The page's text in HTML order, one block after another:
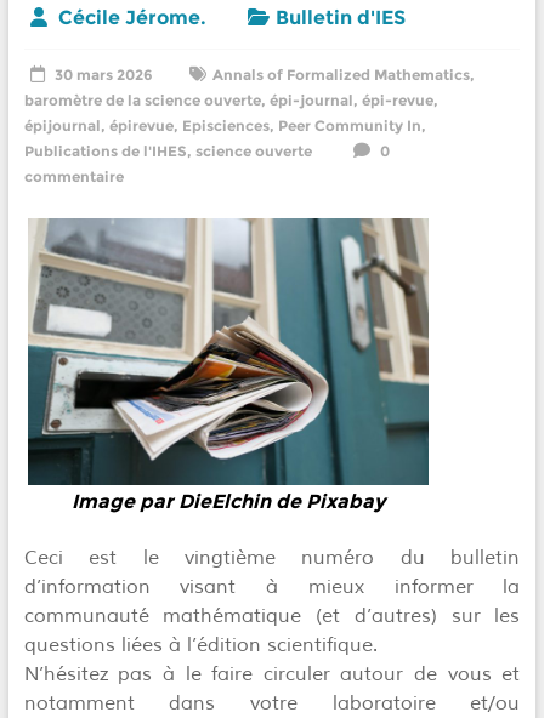
Cécile Jérome. Bulletin d'IES
30 mars 2026 Annals of Formalized Mathematics,
baromètre de la science ouverte, épi-journal, épi-revue,
épijournal, épirevue, Episciences, Peer Community In,
Publications de l'IHES, science ouverte
0
commentaire
Image par DieElchin de Pixabay
Ceci est le vingtième numéro du bulletin
d’information visant à mieux informer la
communauté mathématique (et d’autres) sur les
questions liées à l’édition scientifique.
N’hésitez pas à le faire circuler autour de vous et
notamment dans votre laboratoire et/ou